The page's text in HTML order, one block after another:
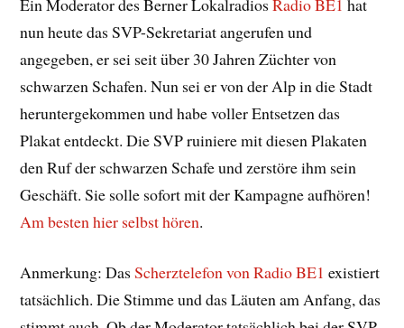
nun heute das SVP-Sekretariat angerufen und
angegeben, er sei seit über 30 Jahren Züchter von
schwarzen Schafen. Nun sei er von der Alp in die Stadt
heruntergekommen und habe voller Entsetzen das
Plakat entdeckt. Die SVP ruiniere mit diesen Plakaten
den Ruf der schwarzen Schafe und zerstöre ihm sein
Geschäft. Sie solle sofort mit der Kampagne aufhören!
Am besten hier selbst hören.
Anmerkung: DasScherztelefon von Radio BE1 existiert
tatsächlich. Die Stimme und das Läuten am Anfang, das